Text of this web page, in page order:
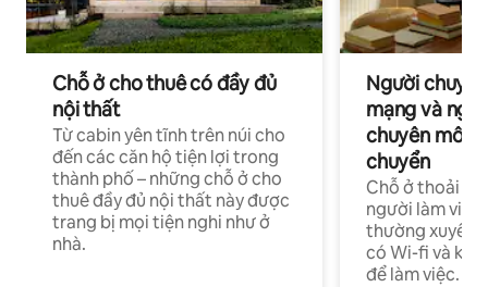
Chỗ ở cho thuê có đầy đủ
nội thất
Từ cabin yên tĩnh trên núi cho
đến các căn hộ tiện lợi trong
thành phố – những chỗ ở cho
thuê đầy đủ nội thất này được
trang bị mọi tiện nghi như ở
nhà.
Người
mạng và
chuyên môn
chuyển
Chỗ ở thoải
người làm việc
thường xuyên
có Wi-fi và
để làm việc.